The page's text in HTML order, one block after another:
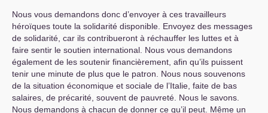
Nous vous demandons donc d’envoyer à ces travailleurs
héroïques toute la solidarité disponible. Envoyez des messages
de solidarité, car ils contribueront à réchauffer les luttes et à
faire sentir le soutien international. Nous vous demandons
également de les soutenir financièrement, afin qu’ils puissent
tenir une minute de plus que le patron. Nous nous souvenons
de la situation économique et sociale de l’Italie, faite de bas
salaires, de précarité, souvent de pauvreté. Nous le savons.
Nous demandons à chacun de donner ce qu’il peut. Même un